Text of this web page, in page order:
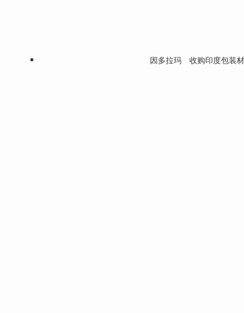
因多拉玛 收购印度包装